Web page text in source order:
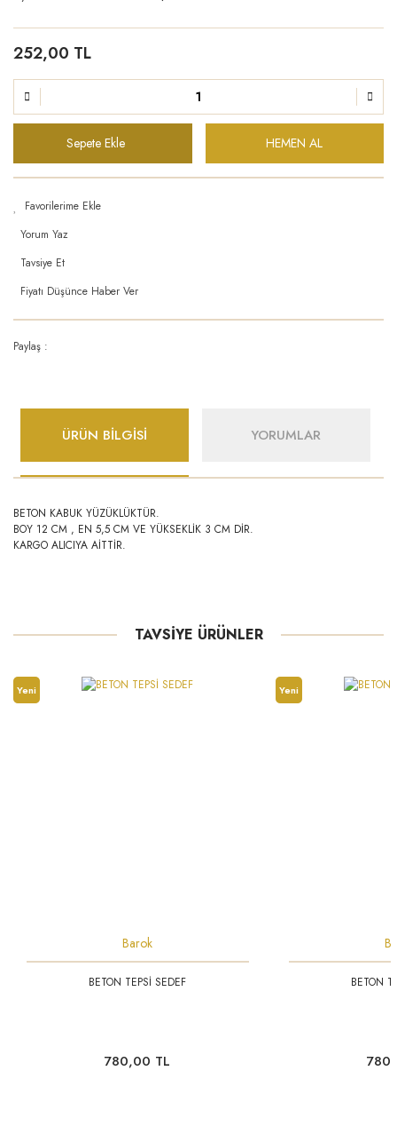
252,00 TL
Sepete Ekle HEMEN AL
Yorum Yaz
Tavsiye Et
Fiyatı Düşünce Haber Ver
Paylaş :
ÜRÜN BİLGİSİ YORUMLAR
BETON KABUK YÜZÜKLÜKTÜR.
BOY 12 CM , EN 5,5 CM VE YÜKSEKLİK 3 CM DİR.
KARGO ALICIYA AİTTİR.
TAVSİYE ÜRÜNLER
Yeni
Barok
BETON TEPSİ SEDEF
780,00 TL
Yeni
BETON